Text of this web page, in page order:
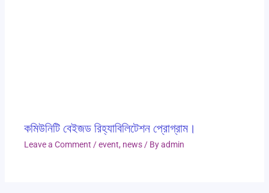
কমিউনিটি বেইজড রিহ্যাবিলিটেশন প্রোগ্রাম।
Leave a Comment /event, news / Byadmin